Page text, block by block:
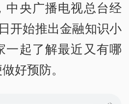
中央广播电视总台经
开始推出金融知识小
一起了解最近又有哪
好预防。